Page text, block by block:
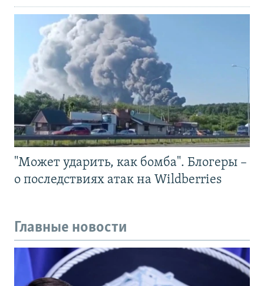
"Может ударить, как бомба". Блогеры –
о последствиях атак на Wildberries
Главные новости